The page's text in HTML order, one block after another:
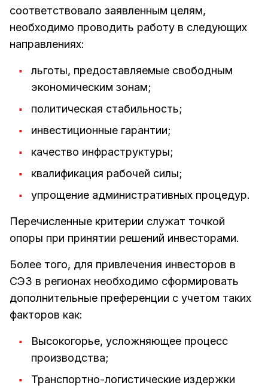
соответствовало заявленным целям,
необходимо проводить работу в следующих
направлениях:
льготы, предоставляемые свободным
экономическим зонам;
политическая стабильность;
инвестиционные гарантии;
качество инфраструктуры;
квалификация рабочей силы;
упрощение административных процедур.
Перечисленные критерии служат точкой
опоры при принятии решений инвесторами.
Более того, для привлечения инвесторов в
СЭЗ в регионах необходимо сформировать
дополнительные преференции с учетом таких
факторов как:
Высокогорье, усложняющее процесс
производства;
Транспортно-логистические издержки